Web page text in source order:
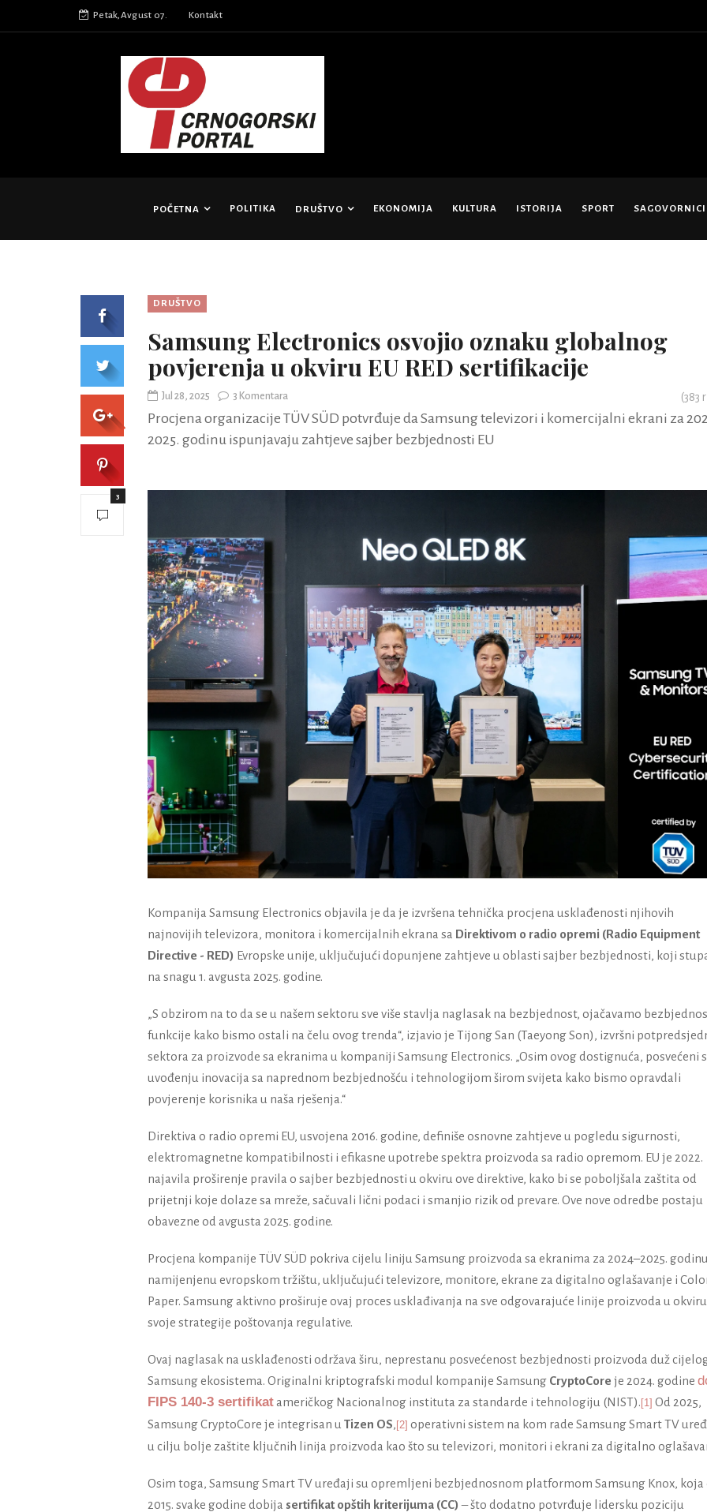
Petak,Avgust 07. Kontakt
POČETNA POLITIKA DRUŠTVO EKONOMIJA KULTURA ISTORIJA SPORT SAGOVORNICI
DRUŠTVO
Samsung Electronics osvojio oznaku globalnog
povjerenja u okviru EU RED sertifikacije
Jul 28, 2025 3 Komentara (383
Procjena organizacije TÜV SÜD potvrđuje da Samsung televizori i komercijalni ekrani za
2025. godinu ispunjavaju zahtjeve sajber bezbjednosti EU
Kompanija Samsung Electronics objavila je da je izvršena tehnička procjena usklađenosti njihovih
najnovijih televizora, monitora i komercijalnih ekrana sa Direktivom o radio opremi (Radio Equipment
Directive - RED) Evropske unije, uključujući dopunjene zahtjeve u oblasti sajber bezbjednosti, koji
na snagu 1. avgusta 2025. godine.
„S obzirom na to da se u našem sektoru sve više stavlja naglasak na bezbjednost, ojačavamo
funkcije kako bismo ostali na čelu ovog trenda“, izjavio je Tijong San (Taeyong Son), izvršni
sektora za proizvode sa ekranima u kompaniji Samsung Electronics. „Osim ovog dostignuća, posvećeni
uvođenju inovacija sa naprednom bezbjednošću i tehnologijom širom svijeta kako bismo opravdali
povjerenje korisnika u naša rješenja.“
Direktiva o radio opremi EU, usvojena 2016. godine, definiše osnovne zahtjeve u pogledu sigurnosti,
elektromagnetne kompatibilnosti i efikasne upotrebe spektra proizvoda sa radio opremom. EU je 2022.
najavila proširenje pravila o sajber bezbjednosti u okviru ove direktive, kako bi se poboljšala zaštita od
prijetnji koje dolaze sa mreže, sačuvali lični podaci i smanjio rizik od prevare. Ove nove odredbe postaju
obavezne od avgusta 2025. godine.
Procjena kompanije TÜV SÜD pokriva cijelu liniju Samsung proizvoda sa ekranima za 2024–2025.
namijenjenu evropskom tržištu, uključujući televizore, monitore, ekrane za digitalno oglašavanje i
Paper. Samsung aktivno proširuje ovaj proces usklađivanja na sve odgovarajuće linije proizvoda u okviru
svoje strategije poštovanja regulative.
Ovaj naglasak na usklađenosti održava širu, neprestanu posvećenost bezbjednosti proizvoda duž
Samsung ekosistema. Originalni kriptografski modul kompanije Samsung CryptoCore je 2024. godine
FIPS 140-3 sertifikat američkog Nacionalnog instituta za standarde i tehnologiju (NIST). [1] Od 2025,
Samsung CryptoCore je integrisan u Tizen OS, [2] operativni sistem na kom rade Samsung Smart TV
u cilju bolje zaštite ključnih linija proizvoda kao što su televizori, monitori i ekrani za digitalno
Osim toga, Samsung Smart TV uređaji su opremljeni bezbjednosnom platformom Samsung Knox, koja
2015. svake godine dobija sertifikat opštih kriterijuma (CC)– što dodatno potvrđuje lidersku poziciju
3